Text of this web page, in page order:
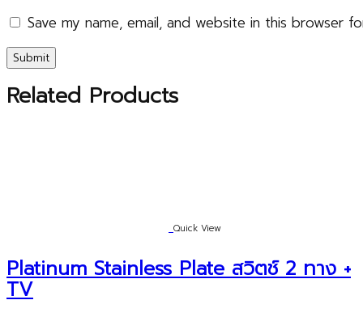
Save my name, email, and website in this browser
Related Products
Quick View
Platinum Stainless Plate สวิตช์ 2 ทาง +
TV